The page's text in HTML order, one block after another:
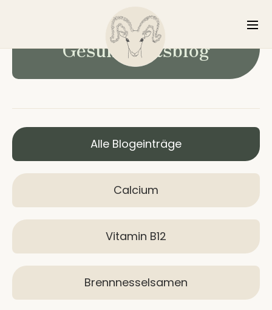
Gesundheitsblog
Alle Blogeinträge
Calcium
Vitamin B12
Brennnesselsamen